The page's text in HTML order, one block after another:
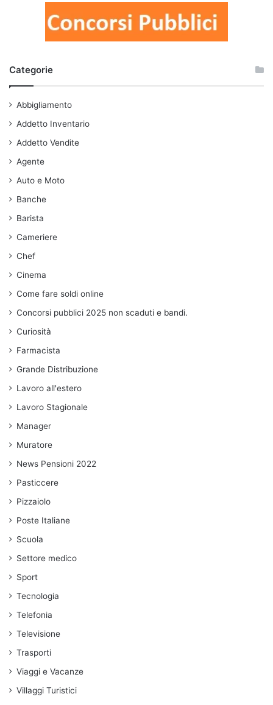
Categorie
Abbigliamento
Addetto Inventario
Addetto Vendite
Agente
Auto e Moto
Banche
Barista
Cameriere
Chef
Cinema
Come fare soldi online
Concorsi pubblici 2025 non scaduti e bandi.
Curiosità
Farmacista
Grande Distribuzione
Lavoro all'estero
Lavoro Stagionale
Manager
Muratore
News Pensioni 2022
Pasticcere
Pizzaiolo
Poste Italiane
Scuola
Settore medico
Sport
Tecnologia
Telefonia
Televisione
Trasporti
Viaggi e Vacanze
Villaggi Turistici